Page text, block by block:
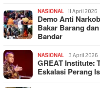
NASIONAL 11 April 2026
Demo Anti
Bakar Barang
Bandar
NASIONAL 3 April 2026
GREAT Institute:
Eskalasi Perang